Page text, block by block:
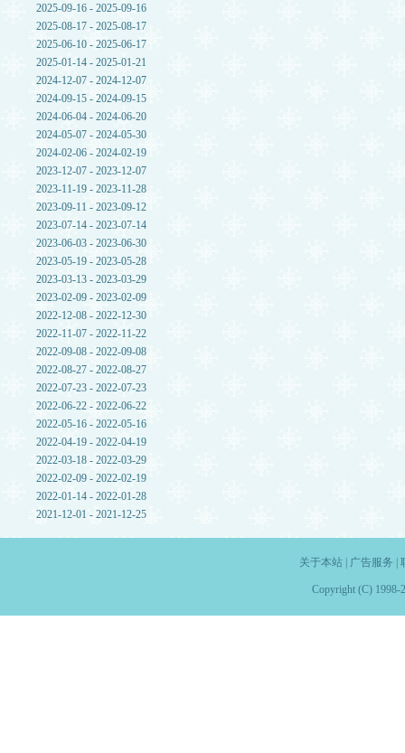
2025-09-16 - 2025-09-16
2025-08-17 - 2025-08-17
2025-06-10 - 2025-06-17
2025-01-14 - 2025-01-21
2024-12-07 - 2024-12-07
2024-09-15 - 2024-09-15
2024-06-04 - 2024-06-20
2024-05-07 - 2024-05-30
2024-02-06 - 2024-02-19
2023-12-07 - 2023-12-07
2023-11-19 - 2023-11-28
2023-09-11 - 2023-09-12
2023-07-14 - 2023-07-14
2023-06-03 - 2023-06-30
2023-05-19 - 2023-05-28
2023-03-13 - 2023-03-29
2023-02-09 - 2023-02-09
2022-12-08 - 2022-12-30
2022-11-07 - 2022-11-22
2022-09-08 - 2022-09-08
2022-08-27 - 2022-08-27
2022-07-23 - 2022-07-23
2022-06-22 - 2022-06-22
2022-05-16 - 2022-05-16
2022-04-19 - 2022-04-19
2022-03-18 - 2022-03-29
2022-02-09 - 2022-02-19
2022-01-14 - 2022-01-28
2021-12-01 - 2021-12-25
关于本站| 广告服务
Copyright (C) 1998-